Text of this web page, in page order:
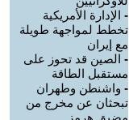
- الإدارة الأمريكية
تخطط لمواجهة طويلة
مع إيران
- الصين قد تحوز على
مستقبل الطاقة
- واشنطن وطهران
تبحثان عن مخرج من
مضيق هرمز